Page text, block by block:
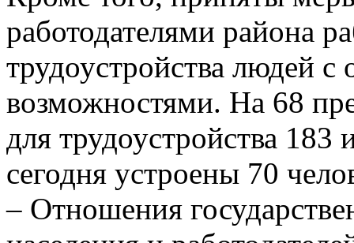
работодателями района
трудоустройства людей
возможностями. На 68
для трудоустройства 183
сегодня устроены 70
– Отношения